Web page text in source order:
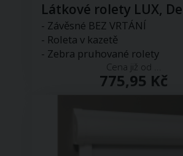
Látkové rolety LUX,
- Závěsné BEZ VRTÁNÍ
- Roleta v kazetě
- Zebra pruhované rolety
Cena již od ...
775,95 Kč